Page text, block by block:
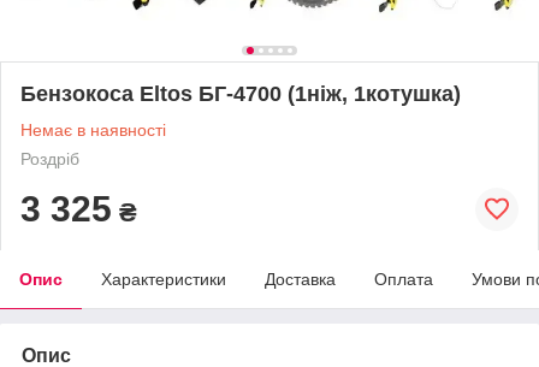
Бензокоса Eltos БГ-4700 (1ніж, 1котушка)
Немає в наявності
Роздріб
3 325 ₴
Опис Характеристики Доставка Оплата Умови
Опис